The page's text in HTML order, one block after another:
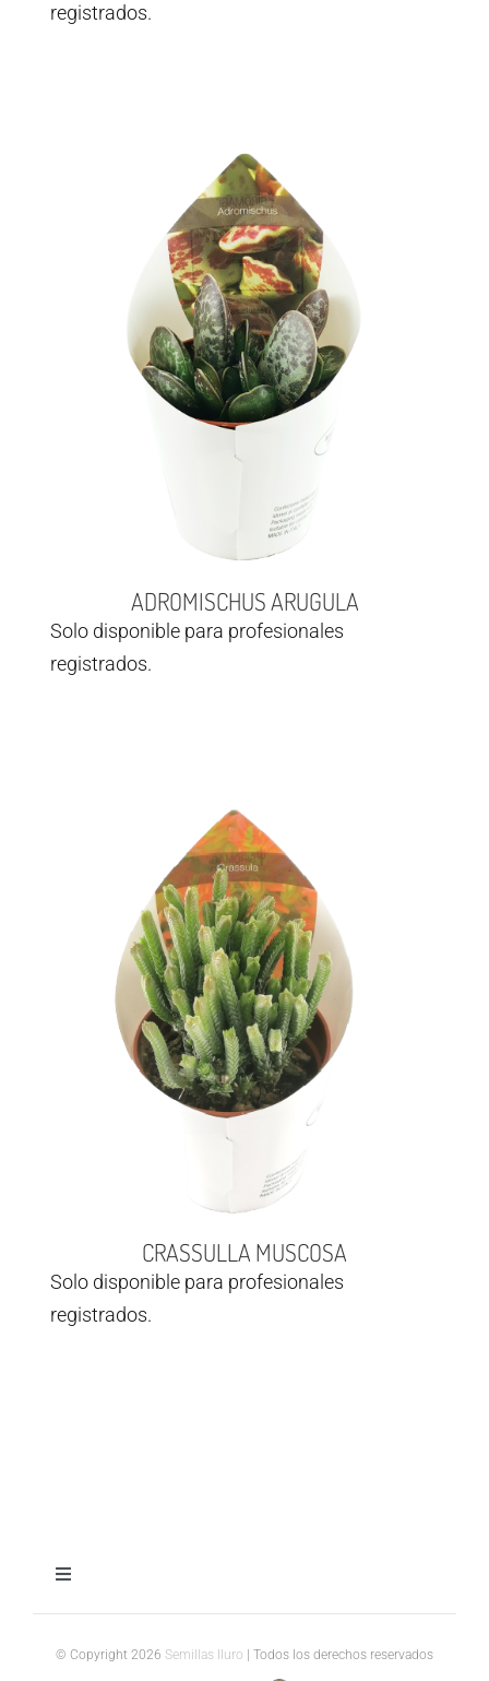
registrados.
ADROMISCHUS ARUGULA
Solo disponible para profesionales
registrados.
CRASSULLA MUSCOSA
Solo disponible para profesionales
registrados.
Toggle
© Copyright 2026 Semillas Iluro | Todos los derechos reservados